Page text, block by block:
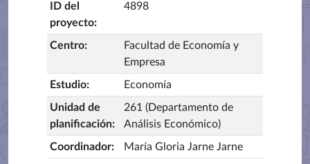
ID del
proyecto:
4898
Centro:
Facultad de Economía y
Empresa
Estudio: Economía
Unidad de
planificación:
261 (Departamento de
Análisis Económico)
Coordinador: María Gloria Jarne Jarne